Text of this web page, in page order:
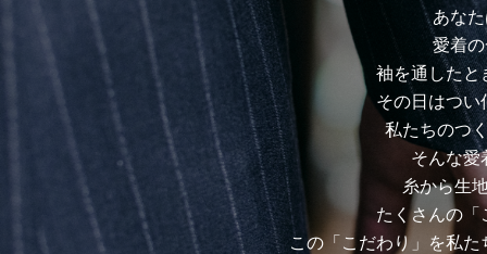
あな
愛着
袖を通したと
その日はつい
私たちのつ
そんな愛
糸から生
たくさんの「
この「こだわり」を私